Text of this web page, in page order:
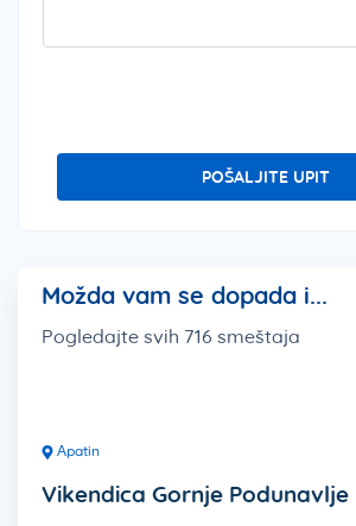
POŠALJITE UPIT
Možda vam se dopada i...
Pogledajte svih 716 smeštaja
Apatin
Vikendica Gornje Podunavlje